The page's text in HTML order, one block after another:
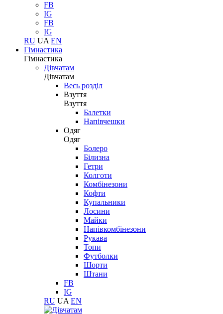
FB
IG
FB
IG
RU UA EN
Гімнастика
Гімнастика
Дівчатам
Дівчатам
Весь розділ
Взуття
Взуття
Балетки
Напівчешки
Одяг
Одяг
Болеро
Білизна
Гетри
Колготи
Комбінезони
Кофти
Купальники
Лосини
Майки
Напівкомбінезони
Рукава
Топи
Футболки
Шорти
Штани
FB
IG
RU UA EN